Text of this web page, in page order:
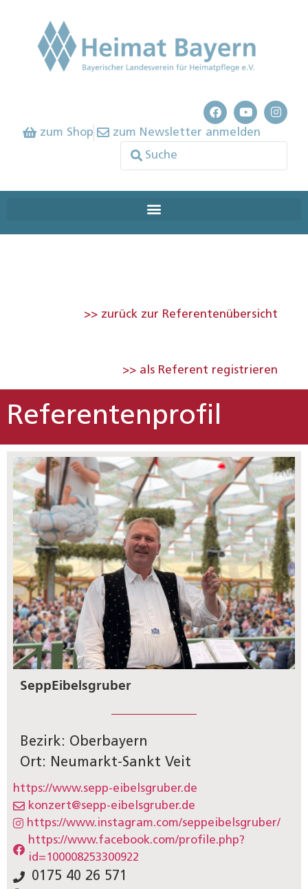
zum Shop zum Newsletter anmelden
>> zurück zur Referentenübersicht
>> als Referent registrieren
Referentenprofil
Sepp Eibelsgruber
Bezirk: Oberbayern
Ort: Neumarkt-Sankt Veit
https://www.sepp-eibelsgruber.de
konzert@sepp-eibelsgruber.de
https://www.instagram.com/seppeibelsgruber/
https://www.facebook.com/profile.php?
id=100008253300922
0175 40 26 571